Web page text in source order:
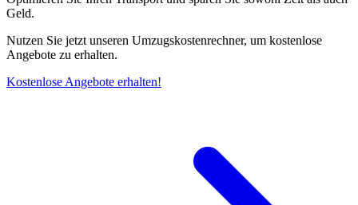
Geld.
Nutzen Sie jetzt unseren Umzugskostenrechner, um kostenlose
Angebote zu erhalten.
Kostenlose Angebote erhalten!